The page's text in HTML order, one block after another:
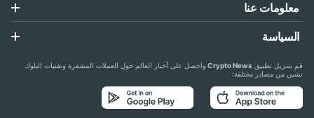
معلومات عنا
السياسة
قم بتنزيل تطبيق Crypto Newsواحصل على أخبار العالم حول العملات المشفرة وتقنيات البلوك
تشين من مصادر مختلفة: